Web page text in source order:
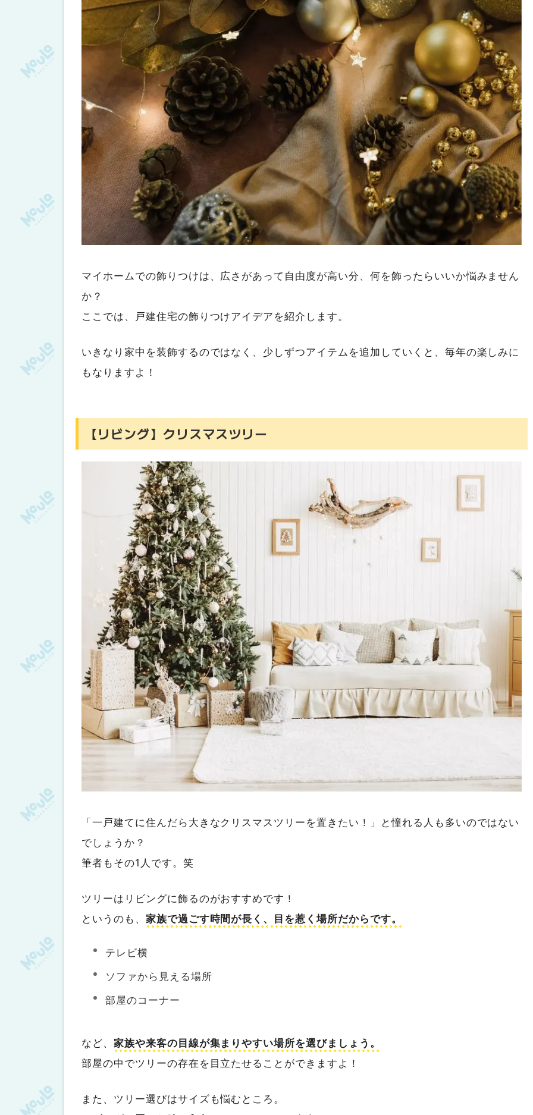
マイホームでの飾りつけは、広さがあって自由度が高い分、何を飾ったらいいか悩みません
か？
ここでは、戸建住宅の飾りつけアイデアを紹介します。
いきなり家中を装飾するのではなく、少しずつアイテムを追加していくと、毎年の楽しみに
もなりますよ！
【リビング】クリスマスツリー
「一戸建てに住んだら大きなクリスマスツリーを置きたい！」と憧れる人も多いのではない
でしょうか？
筆者もその1人です。笑
ツリーはリビングに飾るのがおすすめです！
というのも、 家族で過ごす時間が長く、目を惹く場所だからです。
テレビ横
ソファから見える場所
部屋のコーナー
など、 家族や来客の目線が集まりやすい場所を選びましょう。
部屋の中でツリーの存在を目立たせることができますよ！
また、ツリー選びはサイズも悩むところ。